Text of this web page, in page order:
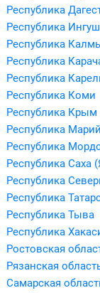
Республика
Республика
Республика
Республика
Республика
Республика Коми
Республика Крым
Республика
Республика
Республика Саха
Республика
Республика
Республика Тыва
Республика
Ростовская
Рязанская
Самарская